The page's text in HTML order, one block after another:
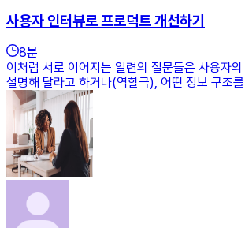
사용자 인터뷰로 프로덕트 개선하기
8분
이처럼 서로 이어지는 일련의 질문들은 사용자
설명해 달라고 하거나(역할극), 어떤 정보 구조